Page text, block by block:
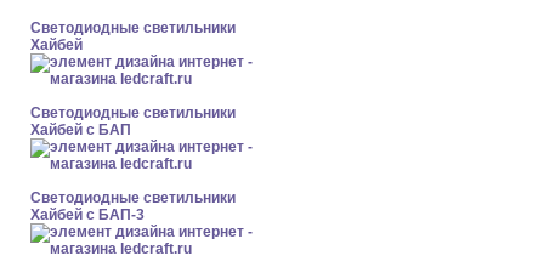
Светодиодные светильники
Хайбей
Светодиодные светильники
Хайбей с БАП
Светодиодные светильники
Хайбей с БАП-3